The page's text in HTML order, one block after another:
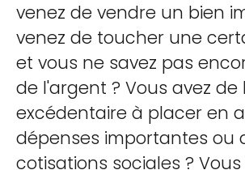
venez de vendre un bien
venez de toucher une
et vous ne savez pas
de l'argent ? Vous avez de
excédentaire à placer en
dépenses importantes ou
cotisations sociales ?